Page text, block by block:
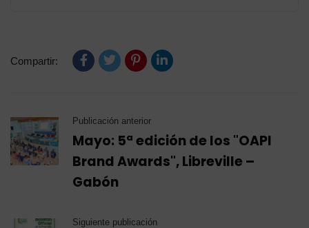
Compartir:
Publicación anterior
Mayo: 5ª edición de los "OAPI
Brand Awards", Libreville –
Gabón
Siguiente publicación